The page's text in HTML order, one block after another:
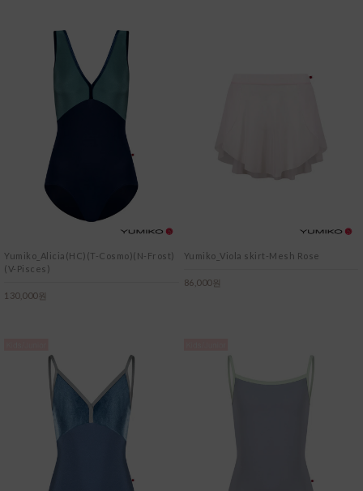
Yumiko_Alicia(HC)(T-Cosmo)(N-Frost)
(V-Pisces)
130,000원
Yumiko_Viola skirt-Mesh Rose
86,000원